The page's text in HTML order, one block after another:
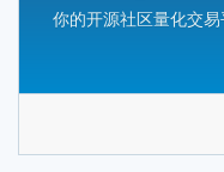
你的开源社区量化交